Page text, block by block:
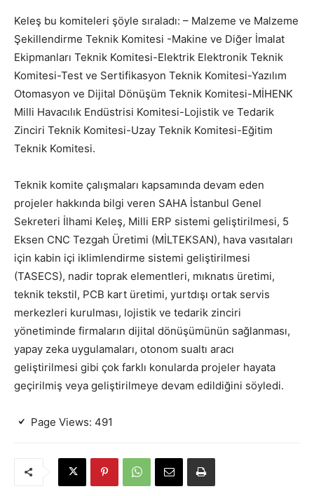
Keleş bu komiteleri şöyle sıraladı: – Malzeme ve Malzeme
Şekillendirme Teknik Komitesi -Makine ve Diğer İmalat
Ekipmanları Teknik Komitesi-Elektrik Elektronik Teknik
Komitesi-Test ve Sertifikasyon Teknik Komitesi-Yazılım
Otomasyon ve Dijital Dönüşüm Teknik Komitesi-MİHENK
Milli Havacılık Endüstrisi Komitesi-Lojistik ve Tedarik
Zinciri Teknik Komitesi-Uzay Teknik Komitesi-Eğitim
Teknik Komitesi.
Teknik komite çalışmaları kapsamında devam eden
projeler hakkında bilgi veren SAHA İstanbul Genel
Sekreteri İlhami Keleş, Milli ERP sistemi geliştirilmesi, 5
Eksen CNC Tezgah Üretimi (MİLTEKSAN), hava vasıtaları
için kabin içi iklimlendirme sistemi geliştirilmesi
(TASECS), nadir toprak elementleri, mıknatıs üretimi,
teknik tekstil, PCB kart üretimi, yurtdışı ortak servis
merkezleri kurulması, lojistik ve tedarik zinciri
yönetiminde firmaların dijital dönüşümünün sağlanması,
yapay zeka uygulamaları, otonom sualtı aracı
geliştirilmesi gibi çok farklı konularda projeler hayata
geçirilmiş veya geliştirilmeye devam edildiğini söyledi.
Page Views: 491